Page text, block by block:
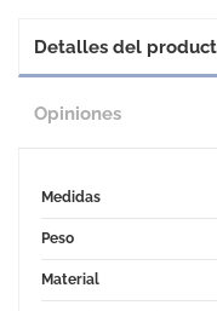
Detalles del
Opiniones
Medidas
Peso
Material